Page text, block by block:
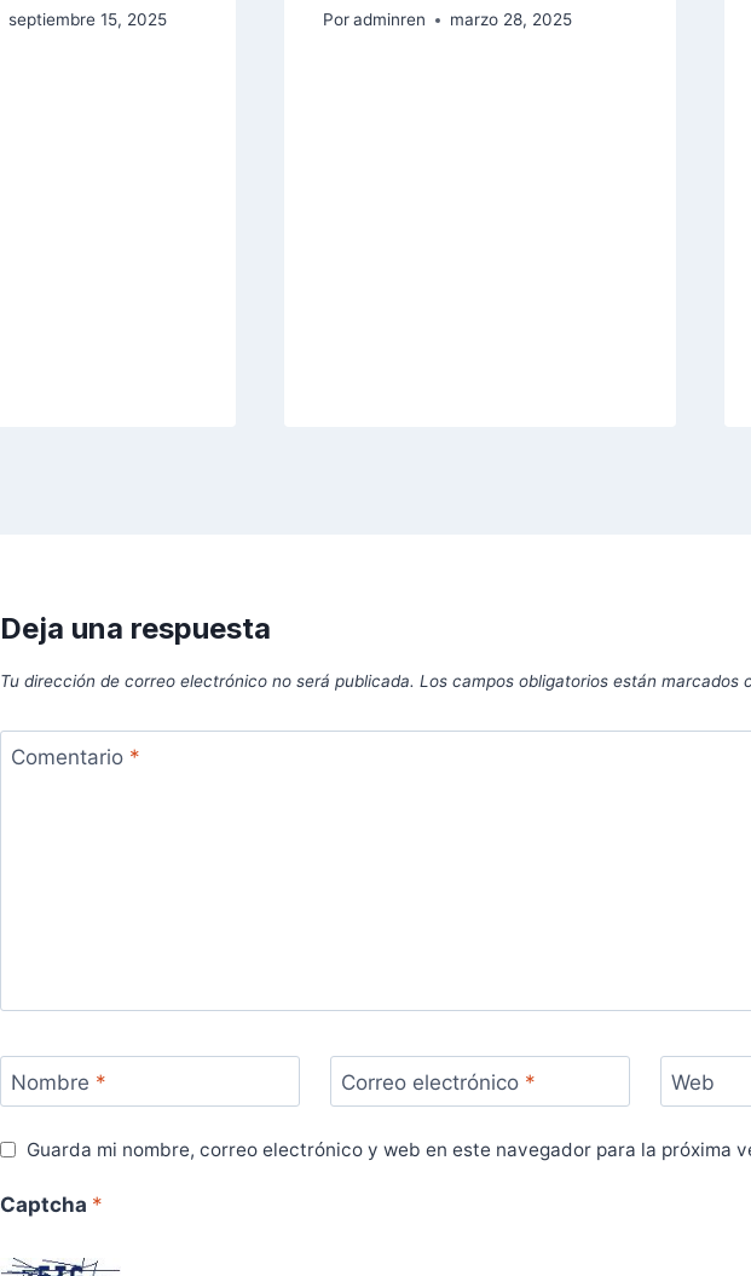
septiembre 15, 2025 Por adminren marzo 28, 2025
Deja una respuesta
Tu dirección de correo electrónico no será publicada. Los campos obligatorios están marcados
Comentario *
Nombre * Correo electrónico * Web
Guarda mi nombre, correo electrónico y web en este navegador para la próxima
Captcha *